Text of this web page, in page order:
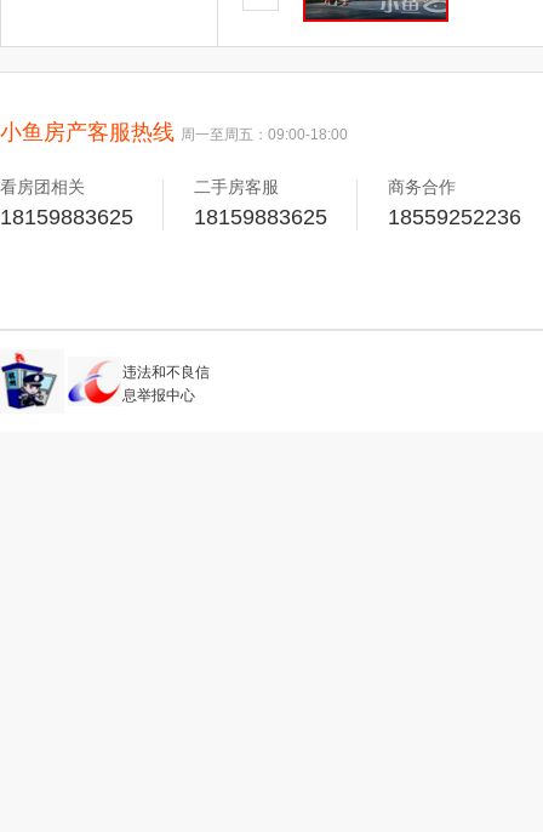
小鱼房产客服热线 周一至周五：09:00-18:00
看房团相关
18159883625
二手房客服
18159883625
商务合作
18559252236
违法和不良信
息举报中心